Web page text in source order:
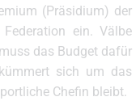
(Präsidium) der
ein. Välbe
das Budget dafür
sich um das
Chefin bleibt.